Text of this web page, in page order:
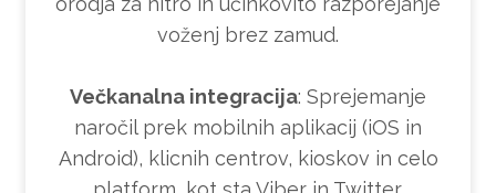
voženj brez zamud.
Večkanalna integracija: Sprejemanje
naročil prek mobilnih aplikacij (iOS in
Android), klicnih centrov, kioskov in celo